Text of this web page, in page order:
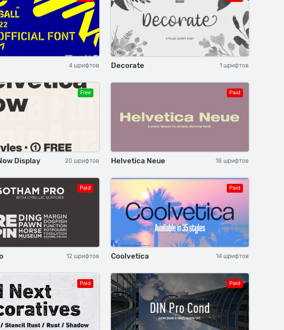
4 шрифтов Decorate 1 шрифтов
Free
Display 20 шрифтов
Paid
Helvetica Neue 18 шрифтов
Paid
12 шрифтов
Paid
Coolvetica 14 шрифтов
Paid Paid